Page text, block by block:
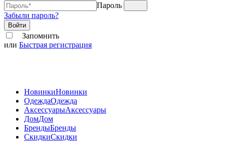
Пароль
Забыли пароль?
Войти
Запомнить
или Быстрая регистрация
НовинкиНовинки
ОдеждаОдежда
АксессуарыАксессуары
ДомДом
БрендыБренды
СкидкиСкидки